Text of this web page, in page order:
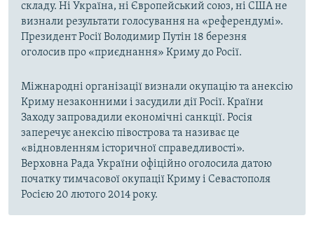
складу. Ні Україна, ні Європейський союз, ні США не
визнали результати голосування на «референдумі».
Президент Росії Володимир Путін 18 березня
оголосив про «приєднання» Криму до Росії.
Міжнародні організації визнали окупацію та анексію
Криму незаконними і засудили дії Росії. Країни
Заходу запровадили економічні санкції. Росія
заперечує анексію півострова та називає це
«відновленням історичної справедливості».
Верховна Рада України офіційно оголосила датою
початку тимчасової окупації Криму і Севастополя
Росією 20 лютого 2014 року.